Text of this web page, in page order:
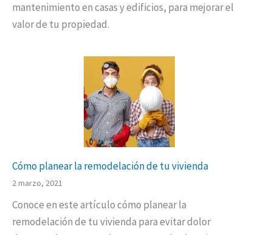
mantenimiento en casas y edificios, para mejorar el
valor de tu propiedad.
Cómo planear la remodelación de tu vivienda
2 marzo, 2021
Conoce en este artículo cómo planear la
remodelación de tu vivienda para evitar dolor